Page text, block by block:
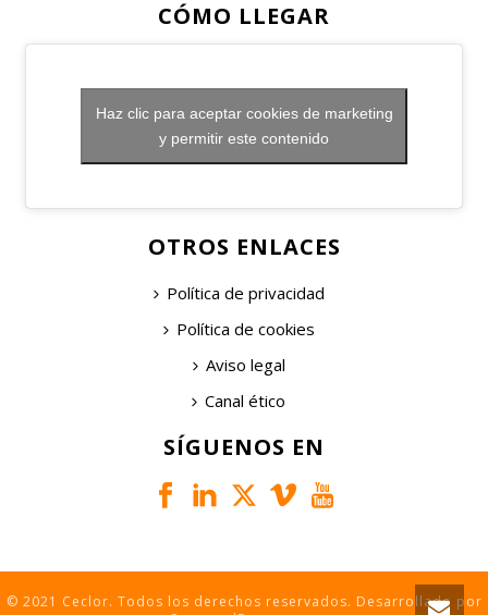
CÓMO LLEGAR
Haz clic para aceptar cookies de marketing
y permitir este contenido
OTROS ENLACES
Política de privacidad
Política de cookies
Aviso legal
Canal ético
SÍGUENOS EN
© 2021 Ceclor. Todos los derechos reservados. Desarrollado por